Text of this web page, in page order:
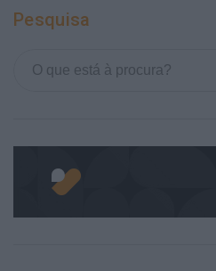
Pesquisa